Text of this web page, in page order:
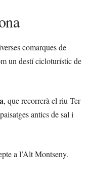
comarques de
un destí cicloturístic de
, que recorrerà el riu Ter
antics de sal i
a l’Alt Montseny.